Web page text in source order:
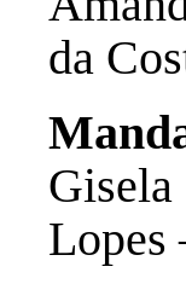
da
Lopes